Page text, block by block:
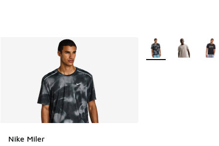
Nike Miler
Plus de couleurs